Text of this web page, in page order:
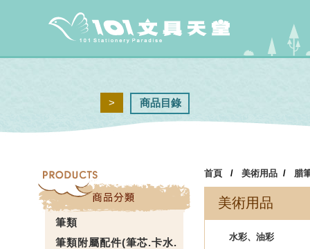
> 商品目錄
筆類
筆類附屬配件(筆芯.卡水.
首頁 / 美術用品 / 腊
美術用品
水彩、油彩